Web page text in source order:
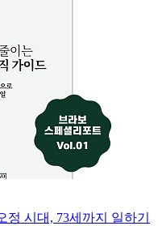
정 시대, 73세까지 일하기